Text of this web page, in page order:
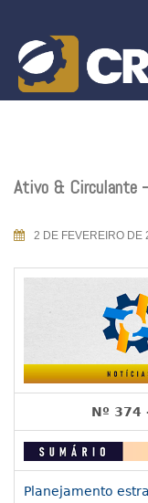
content
Ativo &
2 DE FEVEREIRO DE
Nº 374
Planejamento